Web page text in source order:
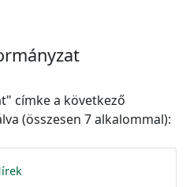
címke a következő
(összesen 7 alkalommal):